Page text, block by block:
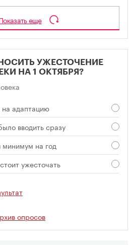
еще
УЖЕСТОЧЕНИЕ
НА 1 ОКТЯБРЯ?
адаптацию
вводить сразу
на год
ужесточать
опросов